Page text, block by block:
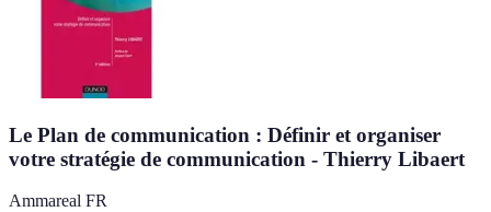
Le Plan de communication : Définir et organiser
votre stratégie de communication - Thierry Libaert
Ammareal FR